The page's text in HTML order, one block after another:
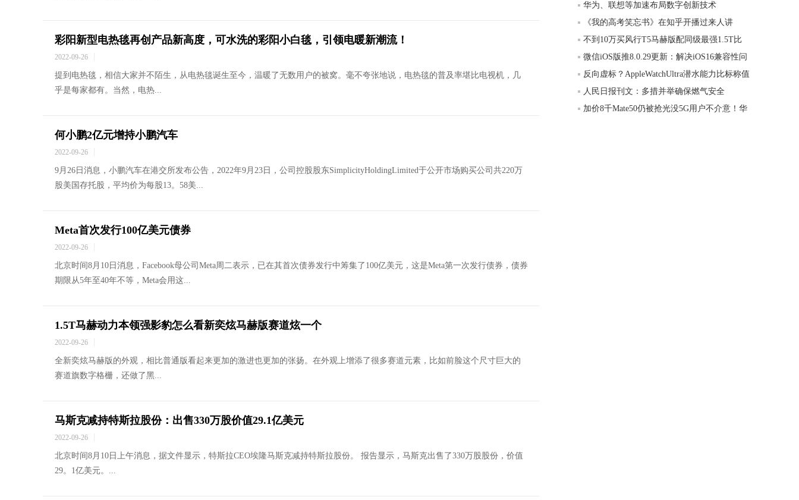
彩阳新型电热毯再创产品新高度，可水洗的彩阳小白毯，引领电暖新潮流！
2022-09-26
提到电热毯，相信大家并不陌生，从电热毯诞生至今，温暖了无数用户的被窝。毫不夸张地说，电热毯的普及率堪比电视机，几
乎是每家都有。当然，电热...
何小鹏2亿元增持小鹏汽车
2022-09-26
9月26日消息，小鹏汽车在港交所发布公告，2022年9月23日，公司控股股东SimplicityHoldingLimited于公开市场购买公司共220万
股美国存托股，平均价为每股13。58美...
Meta首次发行100亿美元债券
2022-09-26
北京时间8月10日消息，Facebook母公司Meta周二表示，已在其首次债券发行中筹集了100亿美元，这是Meta第一次发行债券，债券
期限从5年至40年不等，Meta会用这...
1.5T马赫动力本领强影豹怎么看新奕炫马赫版赛道炫一个
2022-09-26
全新奕炫马赫版的外观，相比普通版看起来更加的激进也更加的张扬。在外观上增添了很多赛道元素，比如前脸这个尺寸巨大的
赛道旗数字格栅，还做了黑...
马斯克减持特斯拉股份：出售330万股价值29.1亿美元
2022-09-26
北京时间8月10日上午消息，据文件显示，特斯拉CEO埃隆马斯克减持特斯拉股份。 报告显示，马斯克出售了330万股股份，价值
29。1亿美元。...
华为、联想等加速布局数字创新技术
《我的高考笑忘书》在知乎开播过来人讲
不到10万买风行T5马赫版配同级最强1.5T比
微信iOS版推8.0.29更新：解决iOS16兼容性问
反向虚标？AppleWatchUltra潜水能力比标称值
人民日报刊文：多措并举确保燃气安全
加价8千Mate50仍被抢光没5G用户不介意！华